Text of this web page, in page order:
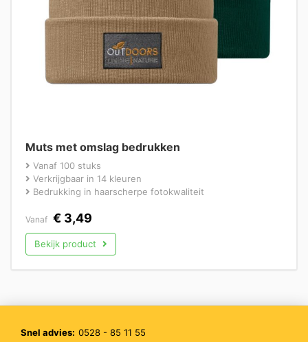
Muts met omslag bedrukken
Vanaf 100 stuks
Verkrijgbaar in 14 kleuren
Bedrukking in haarscherpe fotokwaliteit
Vanaf € 3,49
Bekijk product
Snel advies: 0528 - 85 11 55